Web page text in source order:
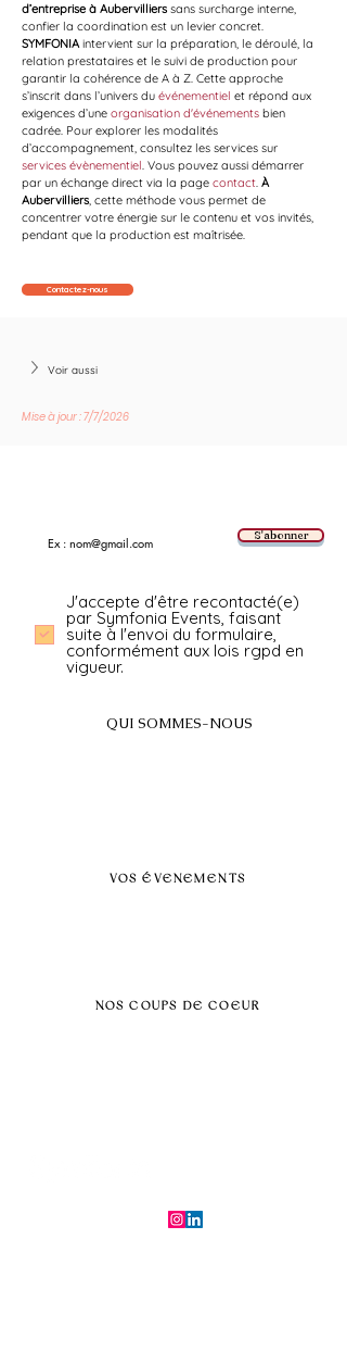
d’entreprise à Aubervilliers sans surcharge interne,
confier la coordination est un levier concret.
SYMFONIA intervient sur la préparation, le déroulé, la
relation prestataires et le suivi de production pour
garantir la cohérence de A à Z. Cette approche
s’inscrit dans l’univers du événementiel et répond aux
exigences d’une organisation d'événements bien
cadrée. Pour explorer les modalités
d’accompagnement, consultez les services sur
services évènementiel. Vous pouvez aussi démarrer
par un échange direct via la page contact. À
Aubervilliers, cette méthode vous permet de
concentrer votre énergie sur le contenu et vos invités,
pendant que la production est maîtrisée.
Contactez-nous
Voir aussi
Mise à jour : 7/7/2026
S'abonner
J'accepte d'être recontacté(e)
par Symfonia Events, faisant
suite à l'envoi du formulaire,
conformément aux lois rgpd en
vigueur.
QUI SOMMES-NOUS
VOS ÉVENEMENTS
NOS COUPS DE COEUR